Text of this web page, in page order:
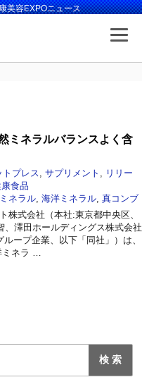
美容EXPOニュース
ミネラルバランスよく含
トプレス サプリメント
リリー
食品
ネラル 海洋ミネラル 真コンブ
株式会社（本社:東京都中央区、
、澤田ホールディングス株式会社
ループ企業、以下「同社」）は、
ネラ …